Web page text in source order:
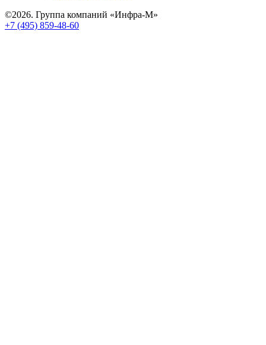
©2026. Группа компаний «Инфра-М»
+7 (495) 859-48-60